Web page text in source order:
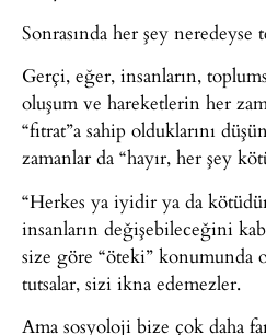
Sonrasında her şey
Gerçi, eğer, insanların,
oluşum ve hareketlerin her
“fıtrat”a sahip olduklarını
zamanlar da “hayır, her şey
“Herkes ya iyidir ya da
insanların değişebileceğini
size göre “öteki” konumunda
tutsalar, sizi ikna edemezler.
Ama sosyoloji bize çok daha